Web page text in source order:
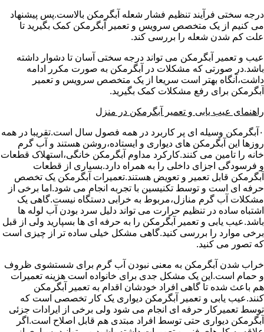
درجه سختی فرآیند تنظیم فشار شعله آبگرمکن بالاست.پس پیشنهاد
می کنیم از یک متخصص سرویس و تعمیر آبگرمکن کمک بگیرید تا
علت کم شدن شعله را بررسی کند.
عیب و تعمیر آبگرمکن می تواند درجه سختی آسان تا دشوار داشته
باشد.در صورتی که مشکلات در آبگرمکن به صورت مکرر ادامه
داشت،آنگاه بهتر است سریعا از یک متخصص سرویس و تعمیر
آبگرمکن برای رفع مشکلات کمک بگیرید.
راهنمای عیب یابی و تعمیر آبگرمکن در منزل
۰آبگرمکن وسیله ای پر کاربرد در همه فصول سال است.تقریبا در همه
روزها این آبگرمکن های دیواری و ایستاده،روشن هستند و آب گرم
خانه را تامین می کنند.کارکرد مداوم آبگرمکن خانگی،استهلاک قطعات
و فرسودگی اجزای داخلی را به همراه دارد.بسیاری از قطعات
آبگرمکن قابل تعمیر و تعویض هستند.تعمیرات آبگرمکن یک تخصص
حرفه ای است و توسط تکنیسین با تجربه انجام می شود.اما برخی از
مشکلات آب گرم منازل،مربوط به خرابی دستگاه نیست.گاهی یک
اشتباه ساده در تنظیم حرارت می تواند دلیل سرد بودن آب لوله ها
باشد.عیب یابی و تعمیر آبگرمکن را به حرفه ای ها بسپارید ولی از قبل
برخی موارد را بررسی کنید.گاهی مشکل خیلی ساده تر از چیزی است
که تصور می کنید.
خراب شدن آبگرمکن به معنی نبودن آب گرم برای شستشوی ظروف
و حمام است.این یک مشکل جدی برای خانواده است هزینه تعمیرات
هم باعث شده تا گاهی افراد خودشان اقدام به تعمیر آبگرمکن
کنند.عیب یابی و تعمیر آبگرمکن دیواری یک کار تخصصی است که
توسط تعمیرکار حرفه ای انجام می شود ولی برخی از ایرادات جزئی
آبگرمکن دیواری حتی توسط افراد مبتدی هم قابل اصلاح است.اگر